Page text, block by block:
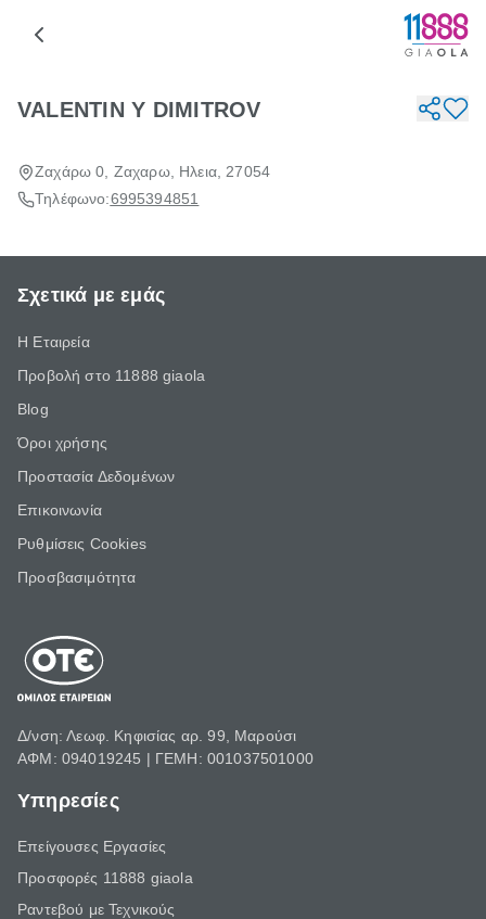
VALENTIN Y DIMITROV
Ζαχάρω 0, Ζαχαρω, Ηλεια, 27054
Τηλέφωνο:6995394851
Σχετικά με εμάς
Η Εταιρεία
Προβολή στο 11888 giaola
Blog
Όροι χρήσης
Προστασία Δεδομένων
Επικοινωνία
Ρυθμίσεις Cookies
Προσβασιμότητα
Δ/νση: Λεωφ. Κηφισίας αρ. 99, Μαρούσι
ΑΦΜ: 094019245 | ΓΕΜΗ: 001037501000
Υπηρεσίες
Επείγουσες Εργασίες
Προσφορές 11888 giaola
Ραντεβού με Τεχνικούς